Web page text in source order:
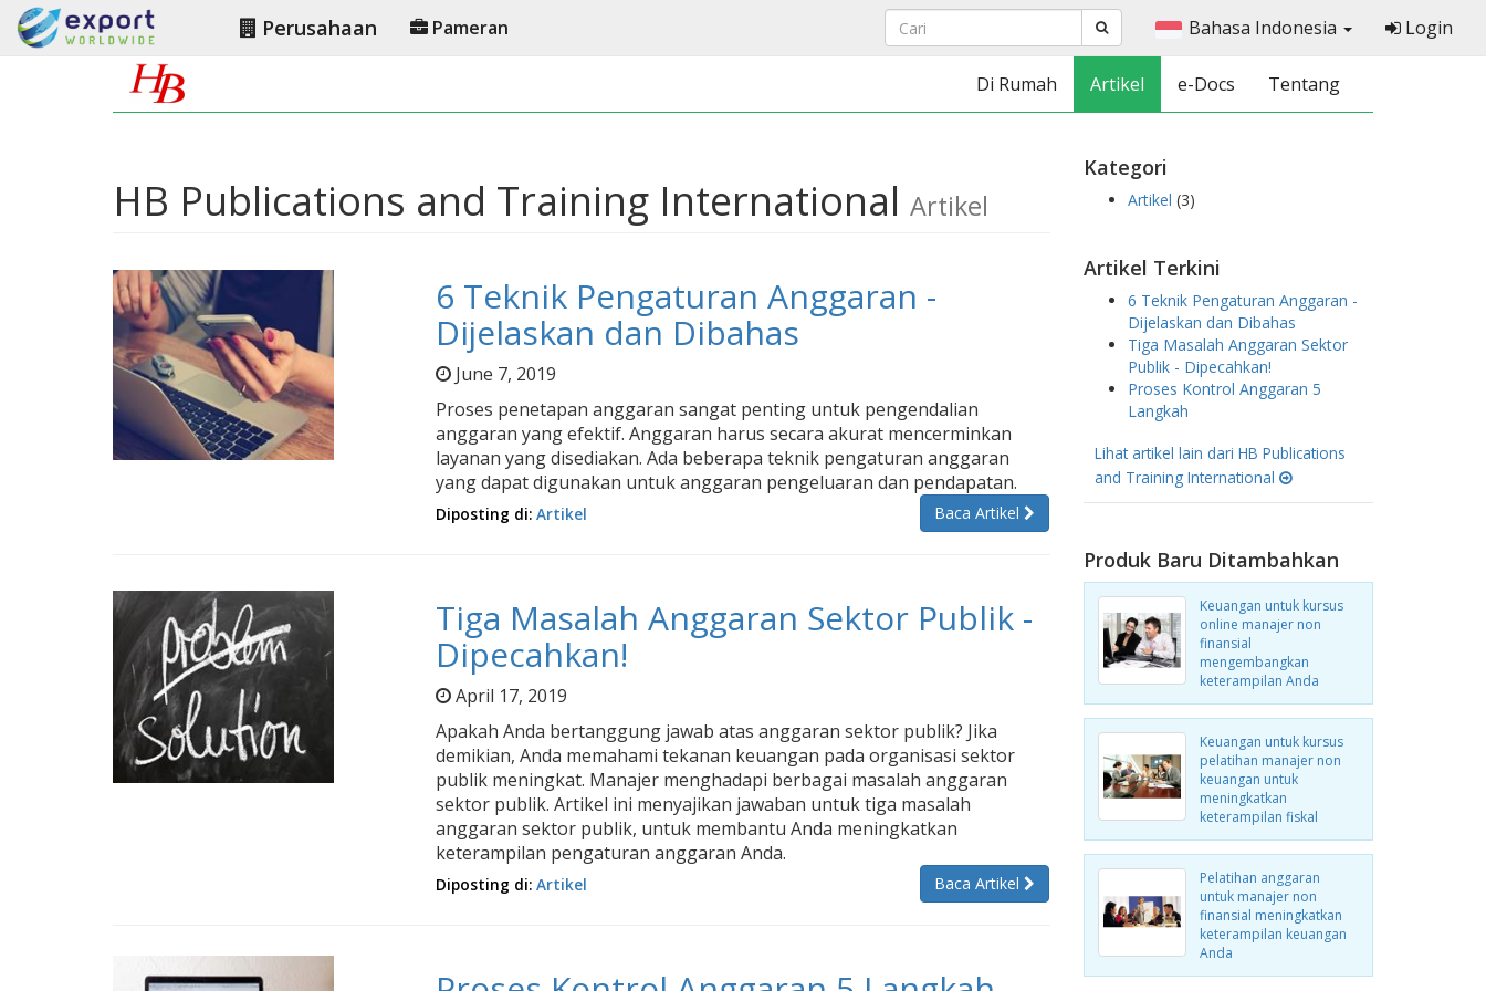
Perusahaan Pameran Bahasa Indonesia Login
Di Rumah Artikel e-Docs Tentang
HB Publications and Training International Artikel
6 Teknik Pengaturan Anggaran -
Dijelaskan dan Dibahas
June 7, 2019
Proses penetapan anggaran sangat penting untuk pengendalian
anggaran yang efektif. Anggaran harus secara akurat mencerminkan
layanan yang disediakan. Ada beberapa teknik pengaturan anggaran
yang dapat digunakan untuk anggaran pengeluaran dan pendapatan.
Baca Artikel
Diposting di:Artikel
Tiga Masalah Anggaran Sektor Publik -
Dipecahkan!
April 17, 2019
Apakah Anda bertanggung jawab atas anggaran sektor publik? Jika
demikian, Anda memahami tekanan keuangan pada organisasi sektor
publik meningkat. Manajer menghadapi berbagai masalah anggaran
sektor publik. Artikel ini menyajikan jawaban untuk tiga masalah
anggaran sektor publik, untuk membantu Anda meningkatkan
keterampilan pengaturan anggaran Anda.
Baca Artikel
Diposting di:Artikel
Kategori
Artikel (3)
Artikel Terkini
6 Teknik Pengaturan Anggaran -
Dijelaskan dan Dibahas
Tiga Masalah Anggaran Sektor
Publik - Dipecahkan!
Proses Kontrol Anggaran 5
Langkah
Lihat artikel lain dari HB Publications
and Training International
Produk Baru Ditambahkan
Keuangan untuk kursus
online manajer non
finansial
mengembangkan
keterampilan Anda
Keuangan untuk kursus
pelatihan manajer non
keuangan untuk
meningkatkan
keterampilan fiskal
Pelatihan anggaran
untuk manajer non
finansial meningkatkan
keterampilan keuangan
Anda